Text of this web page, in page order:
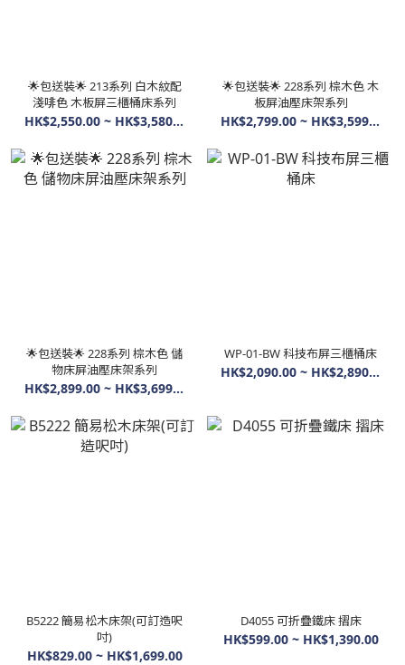
🌟包送裝🌟 213系列 白木紋配
淺啡色 木板屏三櫃桶床系列
HK$2,550.00 ~ HK$3,580.00
🌟包送裝🌟 228系列 棕木色 木
板屏油壓床架系列
HK$2,799.00 ~ HK$3,599.00
🌟包送裝🌟 228系列 棕木色 儲
物床屏油壓床架系列
HK$2,899.00 ~ HK$3,699.00
WP-01-BW 科技布屏三櫃桶床
HK$2,090.00 ~ HK$2,890.00
B5222 簡易松木床架(可訂造呎
吋)
HK$829.00 ~ HK$1,699.00
D4055 可折疊鐵床 摺床
HK$599.00 ~ HK$1,390.00